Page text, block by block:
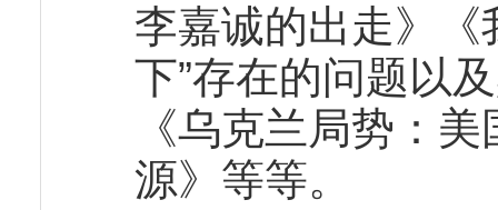
李嘉诚的出走》
下”存在的问题以
《乌克兰局势：
源》等等。